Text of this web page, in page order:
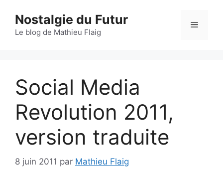
contenu
Nostalgie du Futur
Le blog de Mathieu Flaig
Menu
Social Media
Revolution 2011,
version traduite
8 juin 2011 par Mathieu Flaig